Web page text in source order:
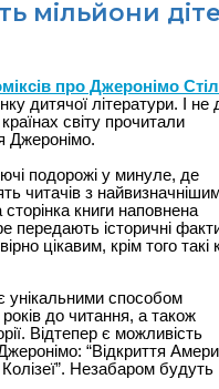
мільйони
про Джеронімо
дитячої літератури. І не
світу прочитали
Джеронімо.
подорожі у минуле, де
читачів з
сторінка книги наповнена
передають історичні
цікавим, крім того такі
унікальними способом
років до читання, а також
Відтепер є можливість
“Відкриття
Незабаром будуть